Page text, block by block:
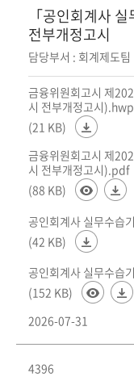
「공인회계사
전부개정고시
담당부서 : 회계제도팀
금융위원회고시 제
시 전부개정고시).hwp
(21 KB)
금융위원회고시 제
시 전부개정고시).pdf
(88 KB)
공인회계사 실무수습
(42 KB)
공인회계사 실무수습
(152 KB)
2026-07-31
4396